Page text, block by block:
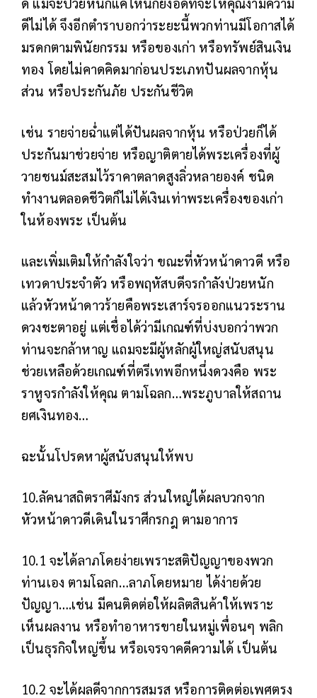
ดีไม่ได้ จึงอีกตำราบอกว่าระยะนี้พวกท่านมีโอกาสได้
มรดกตามพินัยกรรม หรือของเก่า หรือทรัพย์สินเงิน
ทอง โดยไม่คาดคิดมาก่อนประเภทปันผลจากหุ้น
ส่วน หรือประกันภัย ประกันชีวิต
เช่น รายจ่ายฉ่ำแต่ได้ปันผลจากหุ้น หรือป่วยก็ได้
ประกันมาช่วยจ่าย หรือญาติตายได้พระเครื่องที่ผู้
วายชนม์สะสมไว้ราคาตลาดสูงลิ่วหลายองค์ ชนิด
ทำงานตลอดชีวิตก็ไม่ได้เงินเท่าพระเครื่องของเก่า
ในห้องพระ เป็นต้น
และเพิ่มเติมให้กำลังใจว่า ขณะที่หัวหน้าดาวดี หรือ
เทวดาประจำตัว หรือพฤหัสบดีจรกำลังป่วยหนัก
แล้วหัวหน้าดาวร้ายคือพระเสาร์จรออกแนวระราน
ดวงชะตาอยู่ แต่เชื่อได้ว่ามีเกณฑ์ที่บ่งบอกว่าพวก
ท่านจะกล้าหาญ แถมจะมีผู้หลักผู้ใหญ่สนับสนุน
ช่วยเหลือด้วยเกณฑ์ที่ตรีเทพอีกหนึ่งดวงคือ พระ
ราหูจรกำลังให้คุณ ตามโฉลก…พระภูบาลให้สถาน
ยศเงินทอง…
ฉะนั้นโปรดหาผู้สนับสนุนให้พบ
10.ลัคนาสถิตราศีมังกร ส่วนใหญ่ได้ผลบวกจาก
หัวหน้าดาวดีเดินในราศีกรกฎ ตามอาการ
10.1 จะได้ลาภโดยง่ายเพราะสติปัญญาของพวก
ท่านเอง ตามโฉลก…ลาภโดยหมาย ได้ง่ายด้วย
ปัญญา….เช่น มีคนติดต่อให้ผลิตสินค้าให้เพราะ
เห็นผลงาน หรือทำอาหารขายในหมู่เพื่อนๆ พลิก
เป็นธุรกิจใหญ่ขึ้น หรือเจรจาคดีความได้ เป็นต้น
10.2 จะได้ผลดีจากการสมรส หรือการติดต่อเพศตรง